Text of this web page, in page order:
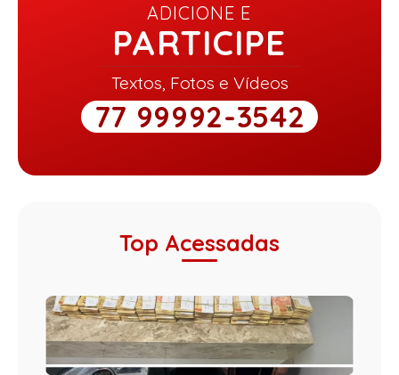
ADICIONE E
PARTICIPE
Textos, Fotos e Vídeos
77 99992-3542
Top Acessadas